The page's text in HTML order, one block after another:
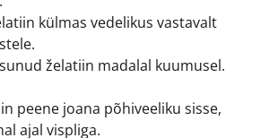
külmas vedelikus vastavalt
želatiin madalal kuumusel.
peene joana põhiveeliku sisse,
ajal vispliga.